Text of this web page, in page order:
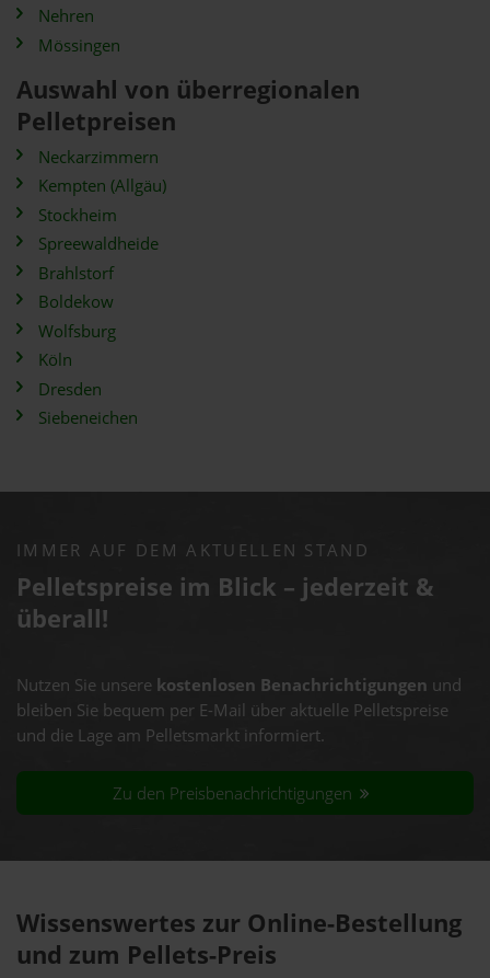
Nehren
Mössingen
Auswahl von überregionalen
Pelletpreisen
Neckarzimmern
Kempten (Allgäu)
Stockheim
Spreewaldheide
Brahlstorf
Boldekow
Wolfsburg
Köln
Dresden
Siebeneichen
IMMER AUF DEM AKTUELLEN STAND
Pelletspreise im Blick – jederzeit &
überall!
Nutzen Sie unsere kostenlosen Benachrichtigungen und
bleiben Sie bequem per E-Mail über aktuelle Pelletspreise
und die Lage am Pelletsmarkt informiert.
Zu den Preisbenachrichtigungen
Wissenswertes zur Online-Bestellung
und zum Pellets-Preis